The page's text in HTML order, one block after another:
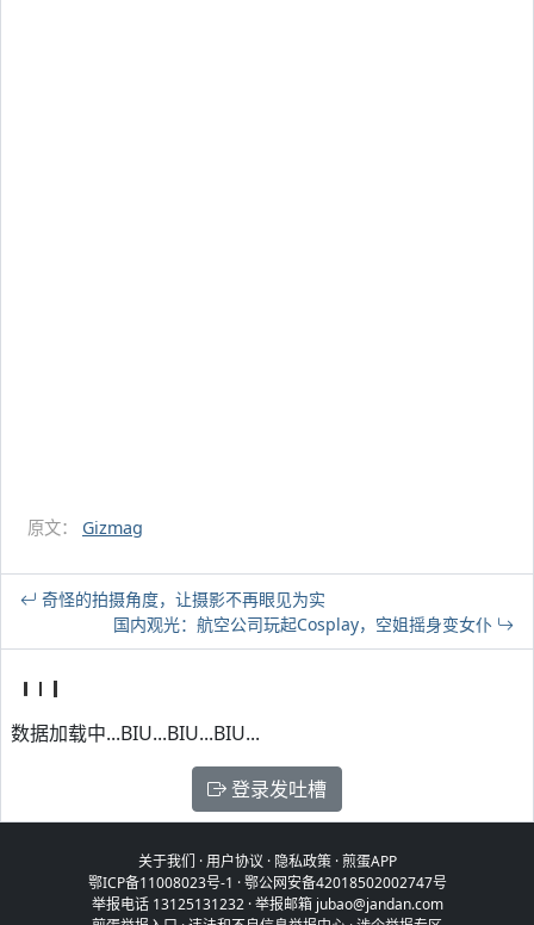
原文： Gizmag
奇怪的拍摄角度，让摄影不再眼见为实
国内观光：航空公司玩起Cosplay，空姐摇身变女仆
数据加载中...BIU...BIU...BIU...
登录发吐槽
关于我们 ·用户协议 · 隐私政策·煎蛋APP
鄂ICP备11008023号-1 ·鄂公网安备42018502002747号
举报电话 13125131232 · 举报邮箱 jubao@jandan.com